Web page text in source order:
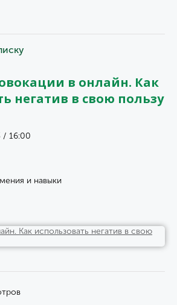
в онлайн. Как
негатив в свою пользу
/ 16:00
и навыки